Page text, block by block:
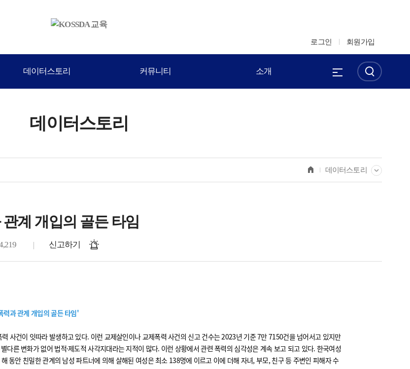
로그인 회원가입
데이터스토리 커뮤니티 소개
데이터스토리
데이터스토리
계 개입의 골든 타임
신고하기
과 관계 개입의 골든 타임'
사건이 잇따라 발생하고 있다. 이런 교제살인이나 교제폭력 사건의 신고 건수는 2023년 기준 7만 7150건을 넘어서고 있지만
른 변화가 없어 법적·제도적 사각지대라는 지적이 많다. 이런 상황에서 관련 폭력의 심각성은 계속 보고 되고 있다. 한국여성
동안 친밀한 관계의 남성 파트너에 의해 살해된 여성은 최소 138명에 이르고 이에 더해 자녀, 부모, 친구 등 주변인 피해자 수